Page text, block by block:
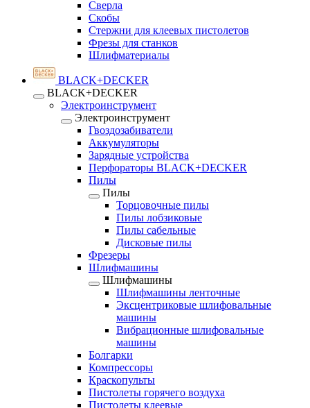
Сверла
Скобы
Стержни для клеевых пистолетов
Фрезы для станков
Шлифматериалы
BLACK+DECKER
BLACK+DECKER
Электроинструмент
Электроинструмент
Гвоздозабиватели
Аккумуляторы
Зарядные устройства
Перфораторы BLACK+DECKER
Пилы
Пилы
Торцовочные пилы
Пилы лобзиковые
Пилы сабельные
Дисковые пилы
Фрезеры
Шлифмашины
Шлифмашины
Шлифмашины ленточные
Эксцентриковые шлифовальные
машины
Вибрационные шлифовальные
машины
Болгарки
Компрессоры
Краскопульты
Пистолеты горячего воздуха
Пистолеты клеевые